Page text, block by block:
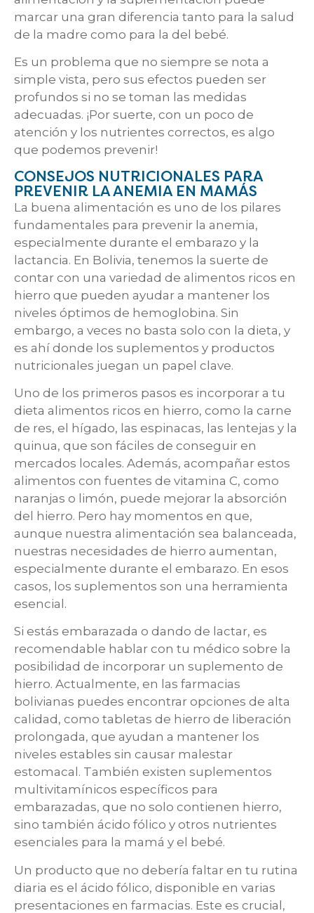
marcar una gran diferencia tanto para la salud
de la madre como para la del bebé.
Es un problema que no siempre se nota a
simple vista, pero sus efectos pueden ser
profundos si no se toman las medidas
adecuadas. ¡Por suerte, con un poco de
atención y los nutrientes correctos, es algo
que podemos prevenir!
CONSEJOS NUTRICIONALES PARA
PREVENIR LA ANEMIA EN MAMÁS
La buena alimentación es uno de los pilares
fundamentales para prevenir la anemia,
especialmente durante el embarazo y la
lactancia. En Bolivia, tenemos la suerte de
contar con una variedad de alimentos ricos en
hierro que pueden ayudar a mantener los
niveles óptimos de hemoglobina. Sin
embargo, a veces no basta solo con la dieta, y
es ahí donde los suplementos y productos
nutricionales juegan un papel clave.
Uno de los primeros pasos es incorporar a tu
dieta alimentos ricos en hierro, como la carne
de res, el hígado, las espinacas, las lentejas y la
quinua, que son fáciles de conseguir en
mercados locales. Además, acompañar estos
alimentos con fuentes de vitamina C, como
naranjas o limón, puede mejorar la absorción
del hierro. Pero hay momentos en que,
aunque nuestra alimentación sea balanceada,
nuestras necesidades de hierro aumentan,
especialmente durante el embarazo. En esos
casos, los suplementos son una herramienta
esencial.
Si estás embarazada o dando de lactar, es
recomendable hablar con tu médico sobre la
posibilidad de incorporar un suplemento de
hierro. Actualmente, en las farmacias
bolivianas puedes encontrar opciones de alta
calidad, como tabletas de hierro de liberación
prolongada, que ayudan a mantener los
niveles estables sin causar malestar
estomacal. También existen suplementos
multivitamínicos específicos para
embarazadas, que no solo contienen hierro,
sino también ácido fólico y otros nutrientes
esenciales para la mamá y el bebé.
Un producto que no debería faltar en tu rutina
diaria es el ácido fólico, disponible en varias
presentaciones en farmacias. Este es crucial,